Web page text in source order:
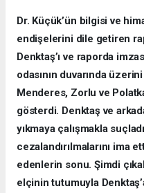
Dr. Küçük’ün bilgisi ve
endişelerini dile getiren
Denktaş’ı ve raporda
odasının duvarında
Menderes, Zorlu ve
gösterdi. Denktaş ve
yıkmaya çalışmakla
cezalandırılmalarını ima
edenlerin sonu. Şimdi
elçinin tutumuyla